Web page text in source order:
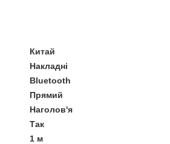
Китай
Накладні
Bluetooth
Прямий
Наголов'я
Так
1 м